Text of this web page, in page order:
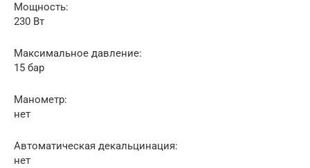
Мощность:
230 Вт
Максимальное давление:
15 бар
Манометр:
нет
Автоматическая декальцинация:
нет